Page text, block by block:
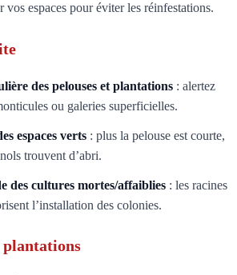
vos espaces pour éviter les réinfestations.
des pelouses et plantations : alertez
ou galeries superficielles.
espaces verts : plus la pelouse est courte,
trouvent d’abri.
des cultures mortes/affaiblies : les racines
l’installation des colonies.
plantations